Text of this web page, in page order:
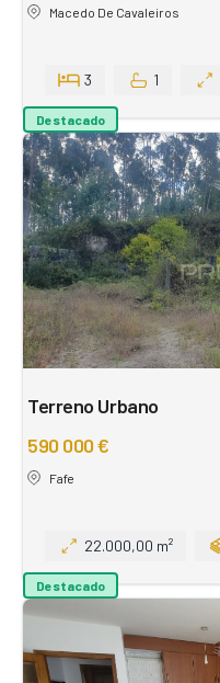
Macedo De Cavaleiros
3 1
Destacado
Terreno Urbano
590 000 €
Fafe
22.000,00 m²
Destacado